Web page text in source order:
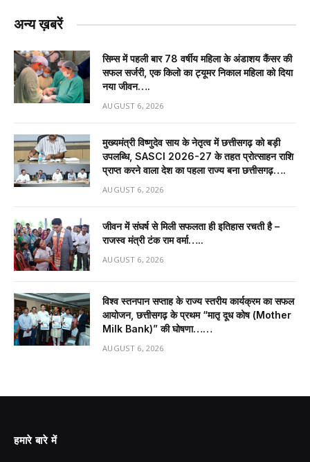
अन्य ख़बरें
सिम्स में पहली बार 78 वर्षीय महिला के अंडाशय कैंसर की
सफल सर्जरी, एक किलो का ट्यूमर निकाल महिला को दिया
नया जीवन….
AUGUST 6, 2026
मुख्यमंत्री विष्णुदेव साय के नेतृत्व में छत्तीसगढ़ को बड़ी
उपलब्धि, SASCI 2026-27 के तहत प्रोत्साहन राशि
प्राप्त करने वाला देश का पहला राज्य बना छत्तीसगढ़….
AUGUST 6, 2026
जीवन में संघर्ष से मिली सफलता ही इतिहास रचती है –
राजस्व मंत्री टंक राम वर्मा…..
AUGUST 6, 2026
विश्व स्तनपान सप्ताह के राज्य स्तरीय कार्यक्रम का सफल
आयोजन, छत्तीसगढ़ के प्रथम “मातृ दूध कोष (Mother
Milk Bank)” की घोषणा……
AUGUST 6, 2026
हमारे बारे में